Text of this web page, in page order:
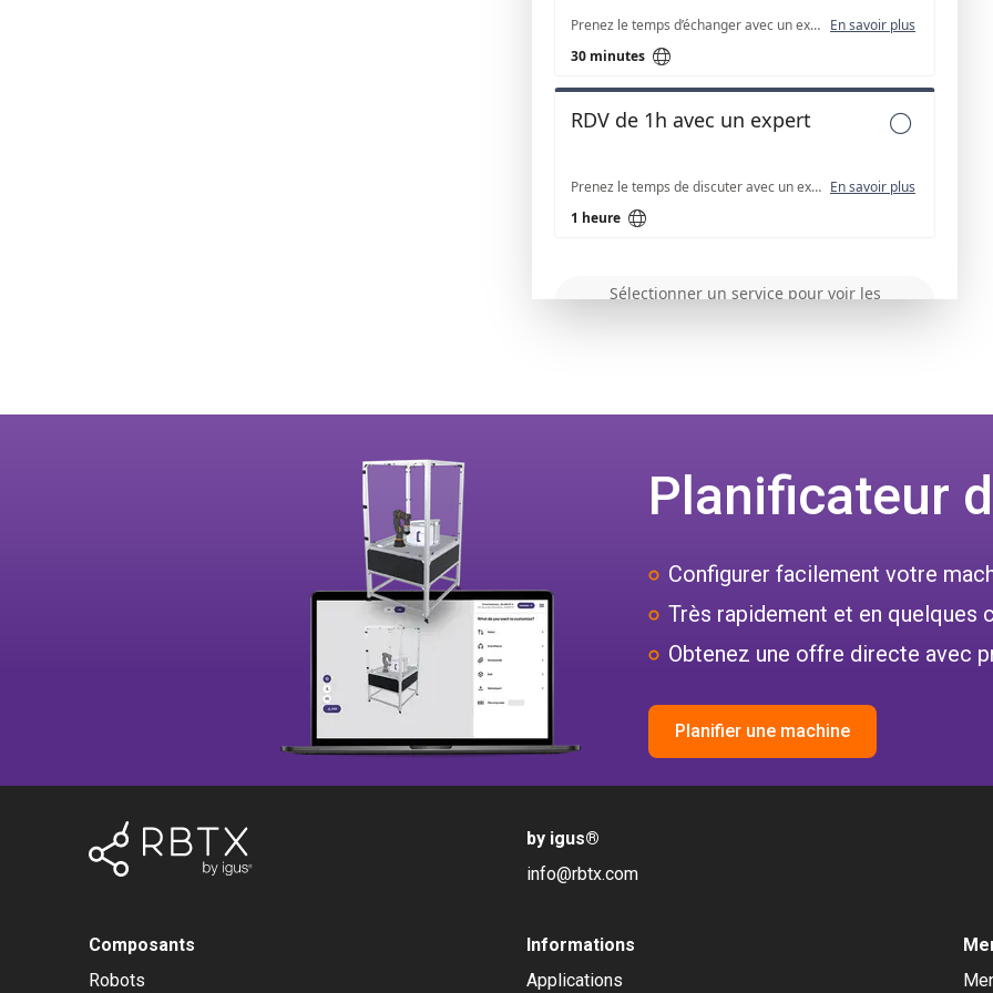
Planificateur
Configurer facilement votre
Très rapidement et en quelques
Obtenez une offre directe avec
Planifier une machine
by igus®
info@rbtx.com
Composants
Robots
Informations
Applications